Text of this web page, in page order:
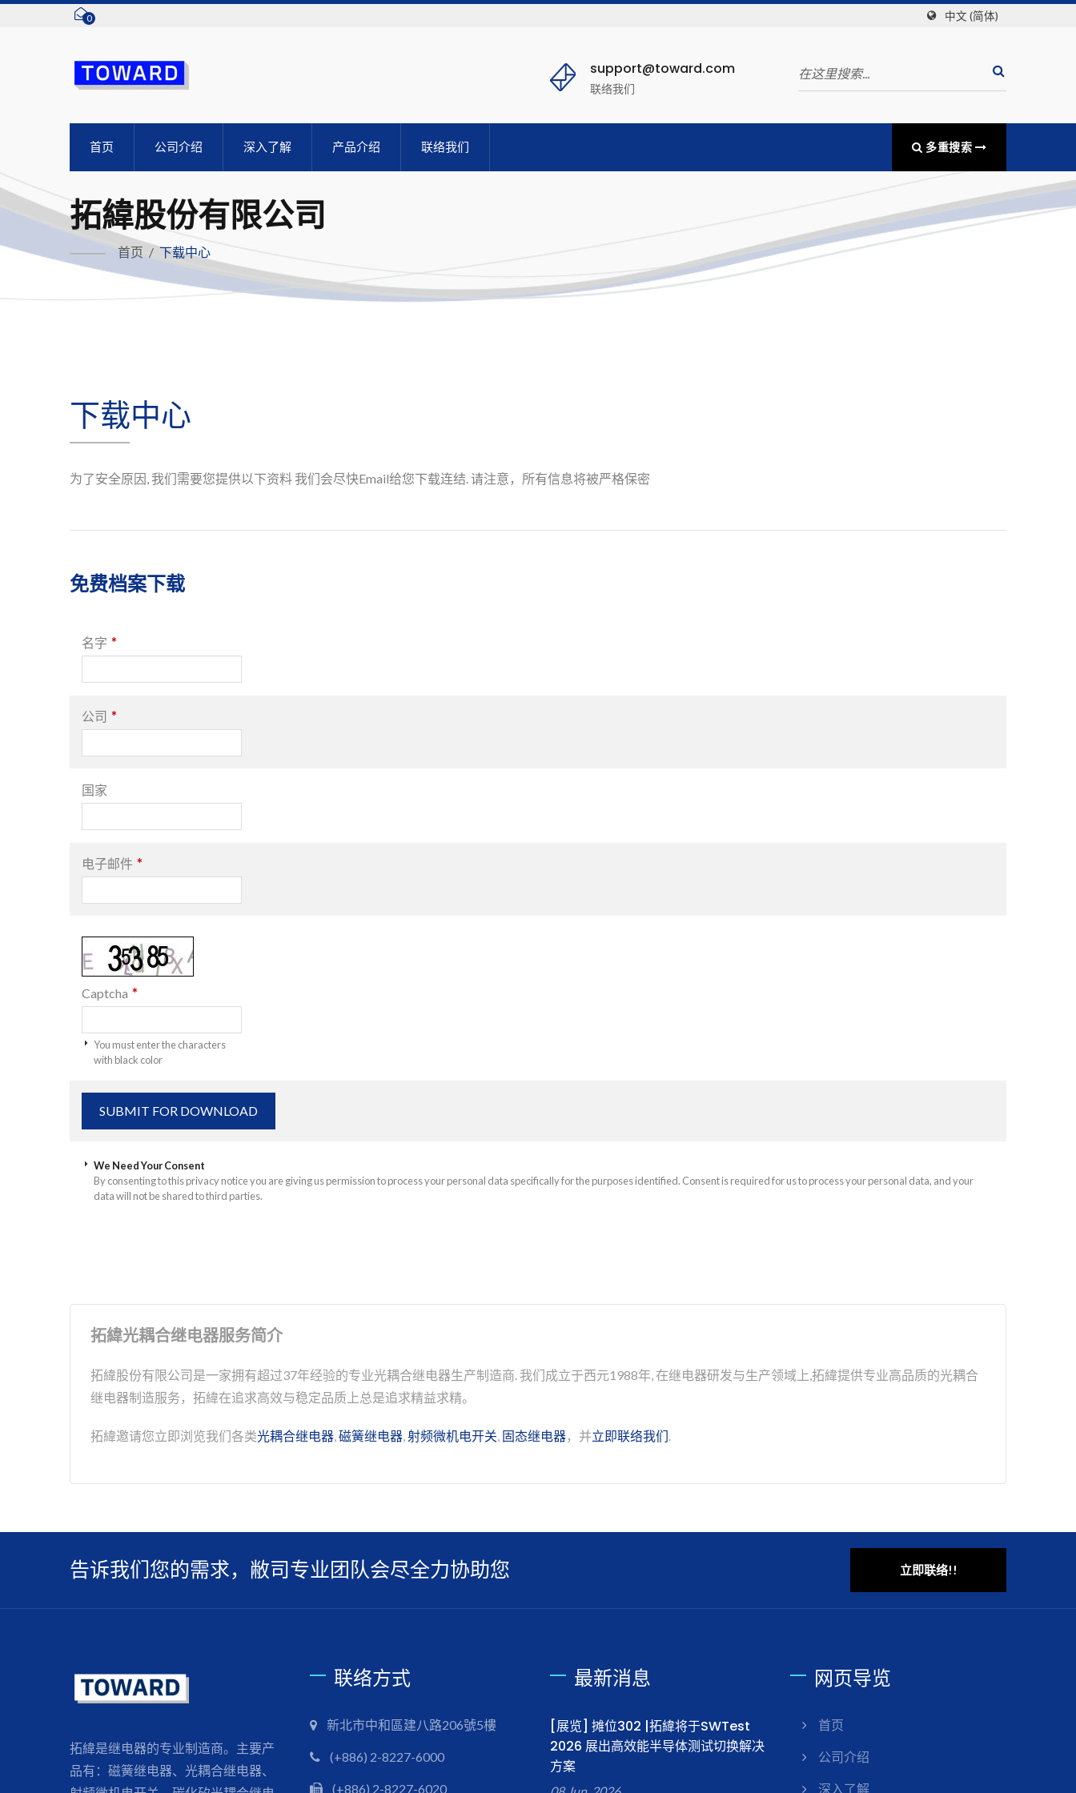
0 中文 (简体)
support@toward.com
联络我们
首页 公司介绍 深入了解 产品介绍 联络我们 多重搜索
拓緯股份有限公司
首页 / 下载中心
下载中心
为了安全原因, 我们需要您提供以下资料 我们会尽快Email给您下载连结. 请注意，所有信息将被严格保密
免费档案下载
名字 *
公司 *
国家
电子邮件 *
Captcha *
You must enter the characters
with black color
We Need Your Consent
By consenting to this privacy notice you are giving us permission to process your personal data specifically for the purposes identified. Consent is required for us to process your personal data, and your
data will not be shared to third parties.
拓緯光耦合继电器服务简介
拓緯股份有限公司是一家拥有超过37年经验的专业光耦合继电器生产制造商. 我们成立于西元1988年, 在继电器研发与生产领域上,拓緯提供专业高品质的光耦合
继电器制造服务，拓緯在追求高效与稳定品质上总是追求精益求精。
拓緯邀请您立即浏览我们各类光耦合继电器,磁簧继电器,射频微机电开关, 固态继电器，并立即联络我们.
告诉我们您的需求，敝司专业团队会尽全力协助您 立即联络!!
拓緯是继电器的专业制造商。主要产
品有：磁簧继电器、光耦合继电器、
联络方式
新北市中和區建八路206號5樓
(+886) 2-8227-6000
(+886) 2-8227-6020
最新消息
[展览] 摊位302 |拓緯将于SWTest
2026 展出高效能半导体测试切换解决
方案
网页导览
首页
公司介绍
深入了解